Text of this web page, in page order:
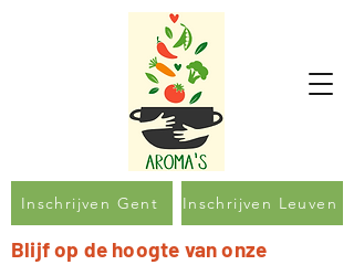
Inschrijven Gent Inschrijven Leuven
Blijf op de hoogte van onze